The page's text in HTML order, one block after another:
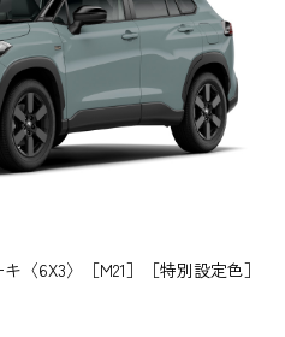
〈6X3〉［M21］［特別設定色］